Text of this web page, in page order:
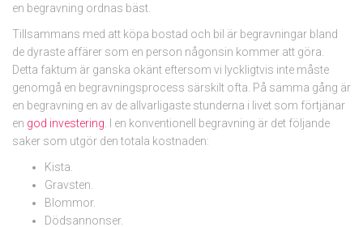
en begravning ordnas bäst.
Tillsammans med att köpa bostad och bil är begravningar bland
de dyraste affärer som en person någonsin kommer att göra.
Detta faktum är ganska okänt eftersom vi lyckligtvis inte måste
genomgå en begravningsprocess särskilt ofta. På samma gång är
en begravning en av de allvarligaste stunderna i livet som förtjänar
en god investering . I en konventionell begravning är det följande
saker som utgör den totala kostnaden:
Kista.
Gravsten.
Blommor.
Dödsannonser.